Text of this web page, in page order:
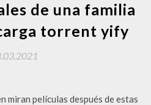
de una familia
torrent yify
miran películas después de estas